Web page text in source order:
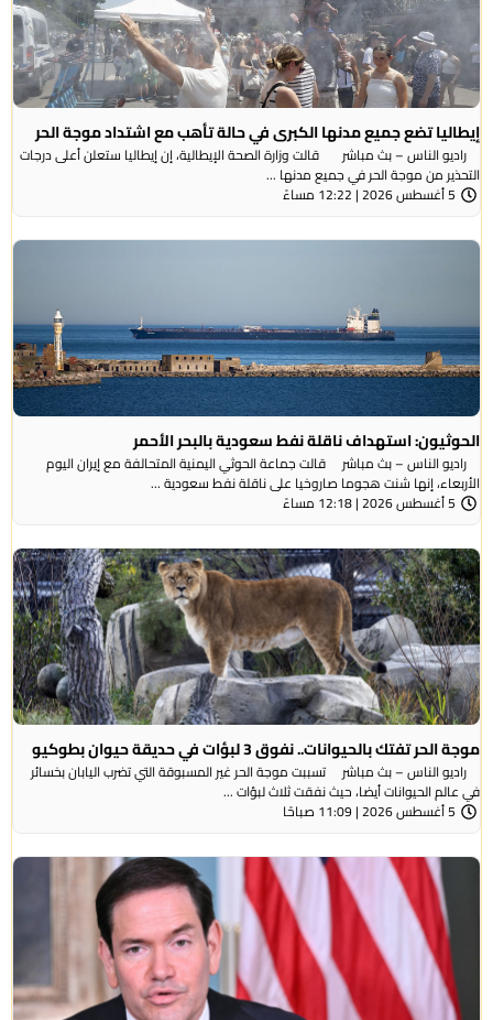
إيطاليا تضع جميع مدنها الكبرى في حالة تأهب مع اشتداد موجة الحر
راديو الناس – بث مباشر قالت وزارة الصحة الإيطالية، إن إيطاليا ستعلن أعلى درجات
التحذير من موجة ​الحر في جميع مدنها ...
5 أغسطس 2026 | 12:22 مساءً
الحوثيون: استهداف ناقلة نفط سعودية بالبحر الأحمر
راديو الناس – بث مباشر قالت جماعة الحوثي ​اليمنية المتحالفة ​مع إيران اليوم
الأربعاء، ⁠إنها شنت ​هجوما صاروخيا على ​ناقلة نفط سعودية ...
5 أغسطس 2026 | 12:18 مساءً
موجة الحر تفتك بالحيوانات.. نفوق 3 لبؤات في حديقة حيوان بطوكيو
راديو الناس – بث مباشر تسببت موجة الحر غير المسبوقة التي تضرب اليابان بخسائر
في عالم الحيوانات أيضا، حيث نفقت ثلاث لبؤات ...
5 أغسطس 2026 | 11:09 صباحًا